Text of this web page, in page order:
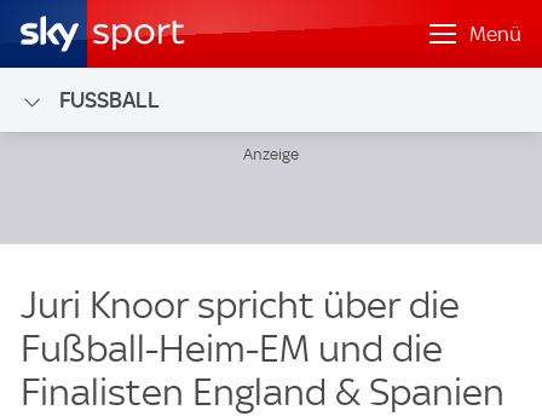
Menü
FUSSBALL
Juri Knoor spricht über die
Fußball-Heim-EM und die
Finalisten England & Spanien